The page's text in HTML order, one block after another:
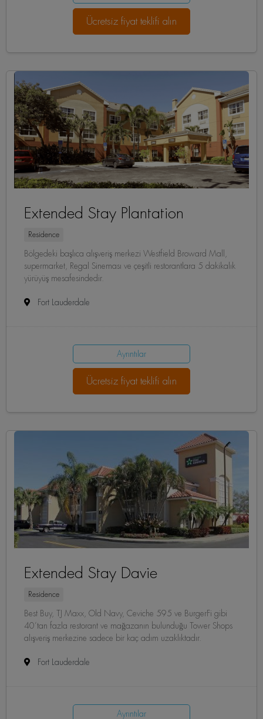
Ücretsiz fiyat teklifi alın
Extended Stay Plantation
Residence
Bölgedeki başlıca alışveriş merkezi Westfield Broward Mall,
supermarket, Regal Sineması ve çeşitli restorantlara 5 dakikalık
yürüyüş mesafesindedir.
Fort Lauderdale
Ayrıntılar
Ücretsiz fiyat teklifi alın
Extended Stay Davie
Residence
Best Buy, TJ Maxx, Old Navy, Ceviche 595 ve BurgerFi gibi
40’tan fazla restorant ve mağazanın bulunduğu Tower Shops
alışveriş merkezine sadece bir kaç adım uzaklıktadır.
Fort Lauderdale
Ayrıntılar